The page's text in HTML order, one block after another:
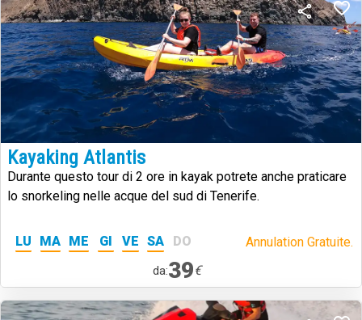
Kayaking Atlantis
Durante questo tour di 2 ore in kayak potrete anche praticare
lo snorkeling nelle acque del sud di Tenerife.
LU MA ME GI VE SA DO Annulation Gratuite.
da:39€